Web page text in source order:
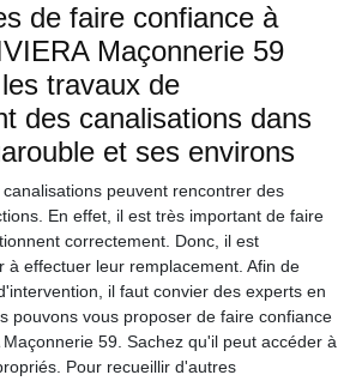
de faire confiance à
Maçonnerie 59
travaux de
des canalisations dans
et ses environs
peuvent rencontrer des
En effet, il est très important de faire
correctement. Donc, il est
à effectuer leur remplacement. Afin de
il faut convier des experts en
pouvons vous proposer de faire confiance
59. Sachez qu'il peut accéder à
Pour recueillir d'autres